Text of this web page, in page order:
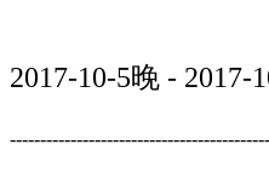
2017-10-5晚 -